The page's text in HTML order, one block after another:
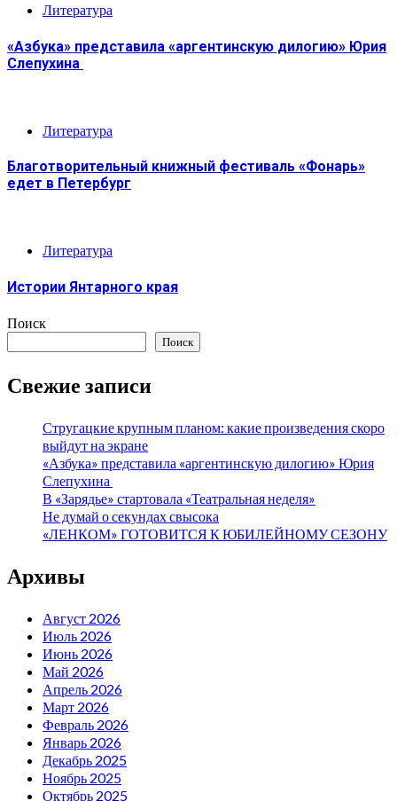
Литература
«Азбука» представила «аргентинскую дилогию» Юрия
Слепухина
Литература
Благотворительный книжный фестиваль «Фонарь»
едет в Петербург
Литература
Истории Янтарного края
Поиск
Поиск
Свежие записи
Стругацкие крупным планом: какие произведения скоро
выйдут на экране
«Азбука» представила «аргентинскую дилогию» Юрия
Слепухина
В «Зарядье» стартовала «Театральная неделя»
Не думай о секундах свысока
«ЛЕНКОМ» ГОТОВИТСЯ К ЮБИЛЕЙНОМУ СЕЗОНУ
Архивы
Август 2026
Июль 2026
Июнь 2026
Май 2026
Апрель 2026
Март 2026
Февраль 2026
Январь 2026
Декабрь 2025
Ноябрь 2025
Октябрь 2025